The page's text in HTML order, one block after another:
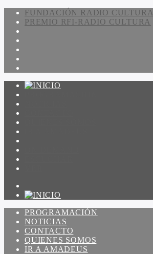
FUNDACIÓN RADIO CULTURA
PREMIO RFI-RADIO CULTURA
PROGRAMACIÓN
NOTICIAS
CONTACTO
QUIENES SOMOS
IR A AMADEUS